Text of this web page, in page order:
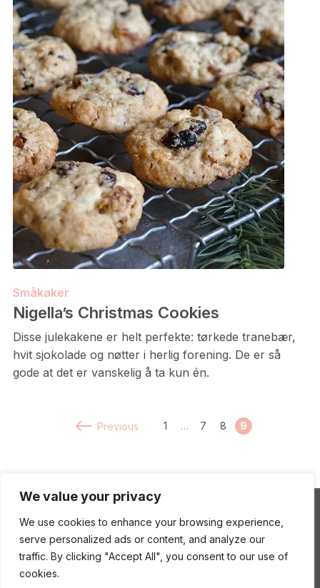
We value your privacy
We use cookies to enhance your browsing experience,
serve personalized ads or content, and analyze our
traffic. By clicking "Accept All", you consent to our use of
cookies.
Småkaker
Nigella’s Christmas Cookies
Disse julekakene er helt perfekte: tørkede tranebær,
hvit sjokolade og nøtter i herlig forening. De er så
gode at det er vanskelig å ta kun én.
Previous 1 … 7 8 9
ENEstående Mat